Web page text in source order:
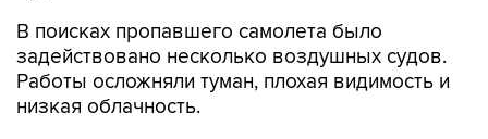
В поисках пропавшего самолета было
задействовано несколько воздушных судов.
Работы осложняли туман, плохая видимость и
низкая облачность.